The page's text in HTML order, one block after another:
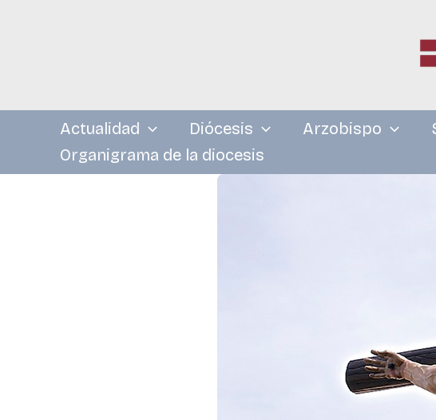
Actualidad Diócesis Arzobispo
Organigrama de la diocesis